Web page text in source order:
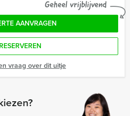
Geheel vrijblijvend
AANVRAGEN
RESERVEREN
vraag over dit uitje